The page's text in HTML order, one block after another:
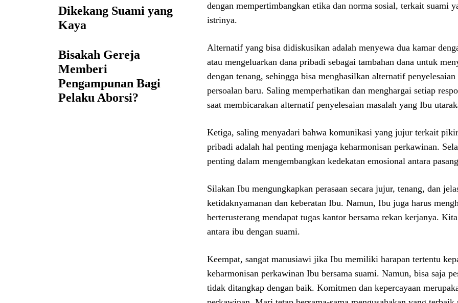
Dikekang Suami yang
Kaya
Bisakah Gereja
Memberi
Pengampunan Bagi
Pelaku Aborsi?
dengan mempertimbangkan etika dan norma sosial, terkait suami
istrinya.
Alternatif yang bisa didiskusikan adalah menyewa dua kamar
atau mengeluarkan dana pribadi sebagai tambahan dana untuk
dengan tenang, sehingga bisa menghasilkan alternatif
persoalan baru. Saling memperhatikan dan menghargai setiap
saat membicarakan alternatif penyelesaian masalah yang Ibu
Ketiga, saling menyadari bahwa komunikasi yang jujur terkait
pribadi adalah hal penting menjaga keharmonisan perkawinan.
penting dalam mengembangkan kedekatan emosional antara
Silakan Ibu mengungkapkan perasaan secara jujur, tenang, dan
ketidaknyamanan dan keberatan Ibu. Namun, Ibu juga harus
berterusterang mendapat tugas kantor bersama rekan kerjanya.
antara ibu dengan suami.
Keempat, sangat manusiawi jika Ibu memiliki harapan tertentu
keharmonisan perkawinan Ibu bersama suami. Namun, bisa saja
tidak ditangkap dengan baik. Komitmen dan kepercayaan